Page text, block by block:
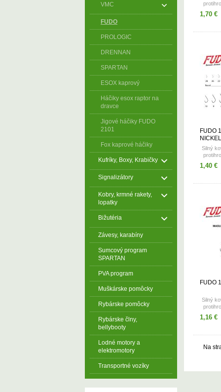
VMC
FUDO
PROLOGIC
DRENNAN
SPARTAN
ESOX kaprový
Háčiky esox raptor na
dravce
Jigové háčiky FUDO
2101
Fox kaprové háčiky
Kufríky, Boxy, Krabičky
Signalizátory
Kobry, krmné rakety,
lopatky
Bižutéria
Závesy, karabíny
Sumcový program
SPARTAN
PVA program
Muškárske pomôcky
Rybárske pomôcky
Rybárske člny,
bellybooty
Lodné motory a
elektromotory
Transportné vozíky
1,70 €
FUDO
NICKEL
Silný
1,40 €
FUDO
Silný
1,16 €
Na